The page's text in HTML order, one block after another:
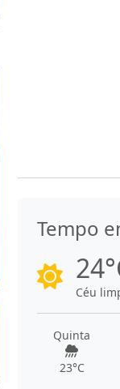
Tempo
Céu
Quinta
23°C